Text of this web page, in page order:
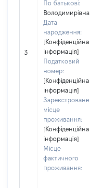
3
По батькові:
Володимирівна
Дата
народження:
[Конфіденційна
інформація]
Податковий
номер:
[Конфіденційна
інформація]
Зареєстроване
місце
проживання:
[Конфіденційна
інформація]
Місце
фактичного
проживання: